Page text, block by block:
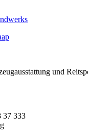
und
37 333